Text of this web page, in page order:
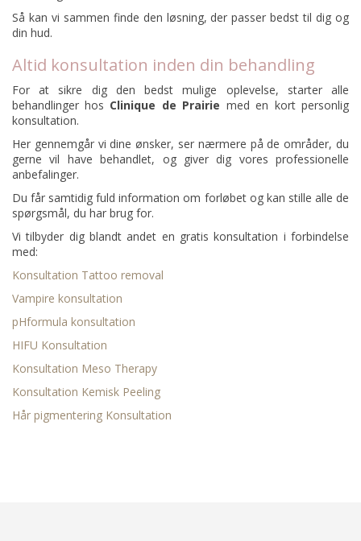
Så kan vi sammen finde den løsning, der passer bedst til dig og
din hud.
Altid konsultation inden din behandling
For at sikre dig den bedst mulige oplevelse, starter alle
behandlinger hos Clinique de Prairie med en kort personlig
konsultation.
Her gennemgår vi dine ønsker, ser nærmere på de områder, du
gerne vil have behandlet, og giver dig vores professionelle
anbefalinger.
Du får samtidig fuld information om forløbet og kan stille alle de
spørgsmål, du har brug for.
Vi tilbyder dig blandt andet en gratis konsultation i forbindelse
med:
Konsultation Tattoo removal
Vampire konsultation
pHformula konsultation
HIFU Konsultation
Konsultation Meso Therapy
Konsultation Kemisk Peeling
Hår pigmentering Konsultation